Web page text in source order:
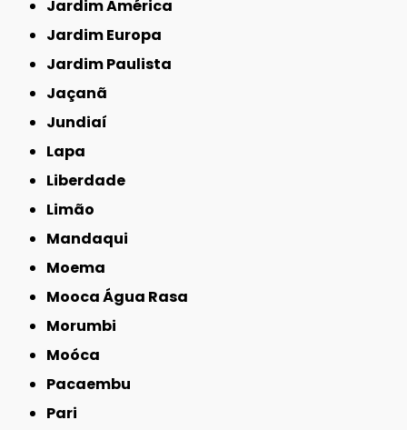
Jardim América
Jardim Europa
Jardim Paulista
Jaçanã
Jundiaí
Lapa
Liberdade
Limão
Mandaqui
Moema
Mooca Água Rasa
Morumbi
Moóca
Pacaembu
Pari